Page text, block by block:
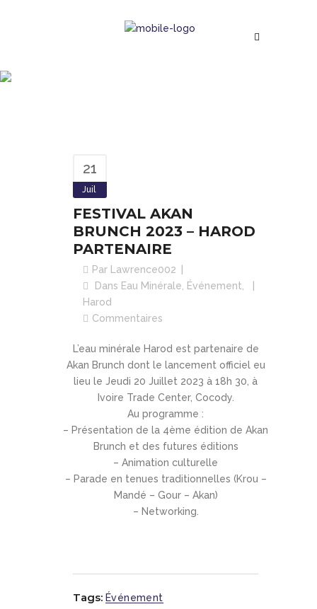
21
Juil
FESTIVAL AKAN
BRUNCH 2023 – HAROD
PARTENAIRE
Par
Lawrence002
Dans Eau Minérale Événement
Harod
Commentaires
L’eau minérale Harod est partenaire de
Akan Brunch dont le lancement officiel eu
lieu le Jeudi 20 Juillet 2023 à 18h 30, à
Ivoire Trade Center, Cocody.
Au programme :
– Présentation de la 4ème édition de Akan
Brunch et des futures éditions
– Animation culturelle
– Parade en tenues traditionnelles (Krou –
Mandé – Gour – Akan)
– Networking.
Tags: Événement